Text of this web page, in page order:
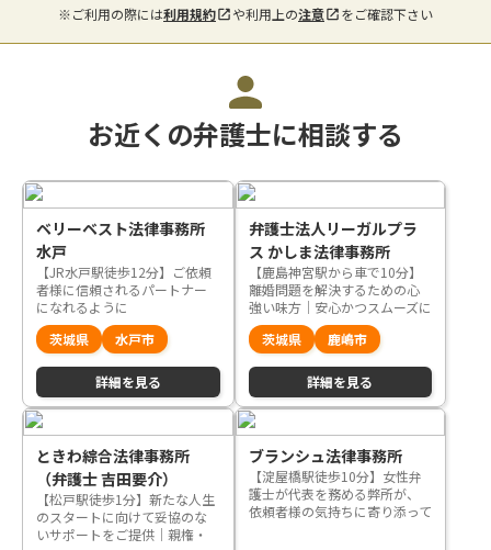
※ご利用の際には利用規約 や利用上の注意 をご確認下さい
お近くの弁護士に相談する
ベリーベスト法律事務所
水戸
【JR水戸駅徒歩12分】ご依頼
者様に信頼されるパートナー
になれるように
茨城県
水戸市
詳細を見る
弁護士法人リーガルプラ
ス かしま法律事務所
【鹿島神宮駅から車で10分】
離婚問題を解決するための心
強い味方｜安心かつスムーズに
お悩みを解決いたします
茨城県 鹿嶋市
詳細を見る
ときわ綜合法律事務所
（弁護士 吉田要介）
【松戸駅徒歩1分】新たな人生
のスタートに向けて妥協のな
いサポートをご提供｜親権・
ブランシュ法律事務所
【淀屋橋駅徒歩10分】女性弁
護士が代表を務める弊所が、
依頼者様の気持ちに寄り添って